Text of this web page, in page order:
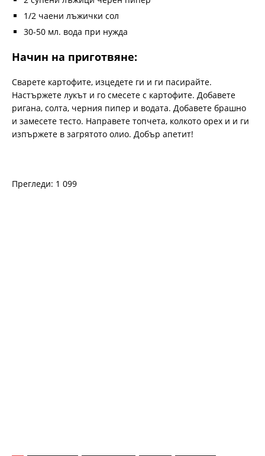
1/2 чаени лъжички сол
30-50 мл. вода при нужда
Начин на приготвяне:
Сварете картофите, изцедете ги и ги пасирайте.
Настържете лукът и го смесете с картофите. Добавете
ригана, солта, черния пипер и водата. Добавете брашно
и замесете тесто. Направете топчета, колкото орех и и ги
изпържете в загрятото олио. Добър апетит!
Прегледи: 1 099